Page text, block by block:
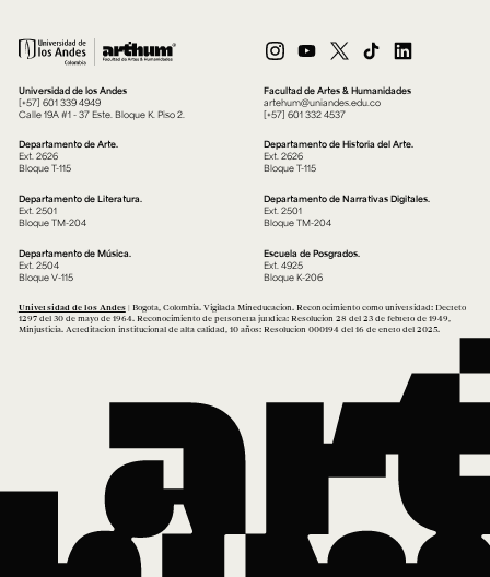
Universidad de los Andes
[+57] 601 339 4949
Calle 19A #1 - 37 Este. Bloque K. Piso 2.
Facultad de Artes & Humanidades
artehum@uniandes.edu.co
[+57] 601 332 4537
Departamento de Arte.
Ext. 2626
Bloque T-115
Departamento de Historia del Arte.
Ext. 2626
Bloque T-115
Departamento de Literatura.
Ext. 2501
Bloque TM-204
Departamento de Narrativas Digitales.
Ext. 2501
Bloque TM-204
Departamento de Música.
Ext. 2504
Bloque V-115
Escuela de Posgrados.
Ext. 4925
Bloque K-206
Universidad de los Andes| Bogotá, Colombia. Vigilada Mineducación. Reconocimiento como universidad: Decreto
1297 del 30 de mayo de 1964. Reconocimiento de personería jurídica: Resolución 28 del 23 de febrero de 1949,
Minjusticia. Acreditación institucional de alta calidad, 10 años: Resolución 000194 del 16 de enero del 2025.